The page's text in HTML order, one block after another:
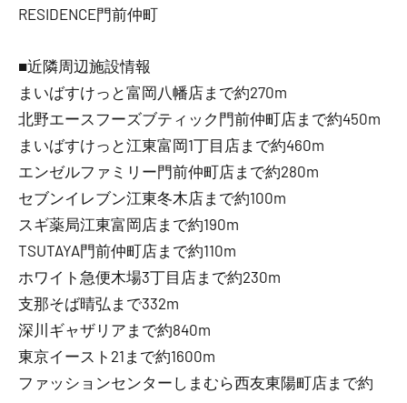
RESIDENCE門前仲町
■近隣周辺施設情報
まいばすけっと富岡八幡店まで約270m
北野エースフーズブティック門前仲町店まで約450m
まいばすけっと江東富岡1丁目店まで約460m
エンゼルファミリー門前仲町店まで約280m
セブンイレブン江東冬木店まで約100m
スギ薬局江東富岡店まで約190m
TSUTAYA門前仲町店まで約110m
ホワイト急便木場3丁目店まで約230m
支那そば晴弘まで332m
深川ギャザリアまで約840m
東京イースト21まで約1600m
ファッションセンターしまむら西友東陽町店まで約